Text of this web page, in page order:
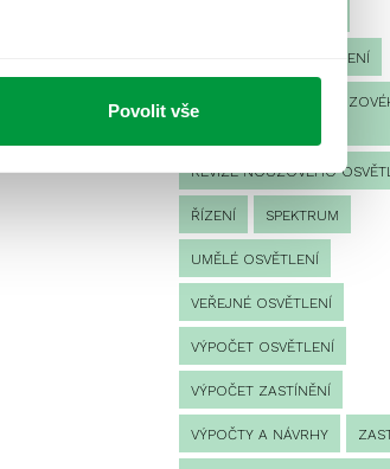
Povolit vše
PROTIPANICKÉ OSVĚTLENÍ
PROVOZNÍ DENÍK
REVIZE NOUZOVÉHO
ŘÍZENÍ SPEKTRUM
UMĚLÉ OSVĚTLENÍ
VEŘEJNÉ OSVĚTLENÍ
VÝPOČET OSVĚTLENÍ
VÝPOČET ZASTÍNĚNÍ
VÝPOČTY A NÁVRHY